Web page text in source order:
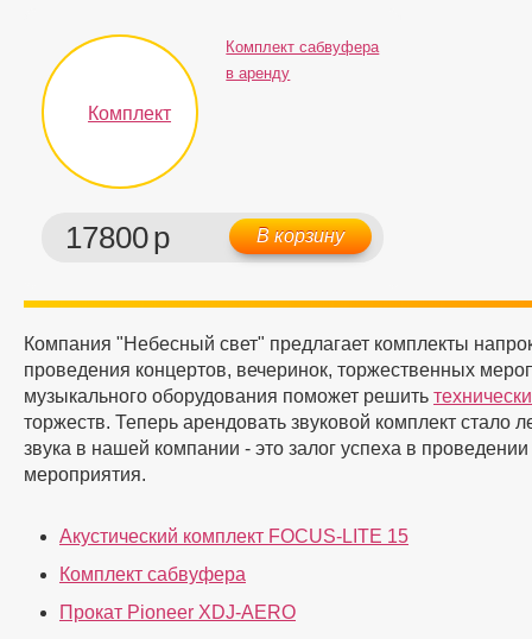
Комплект сабвуфера
в аренду
В корзину
17800р
Компания "Небесный свет" предлагает комплекты
проведения концертов, вечеринок, торжественных
музыкального оборудования поможет решить
торжеств. Теперь арендовать звуковой комплект стало
звука в нашей компании - это залог успеха в
мероприятия.
Акустический комплект FOCUS-LITE 15
Комплект сабвуфера
Прокат Pioneer XDJ-AERO